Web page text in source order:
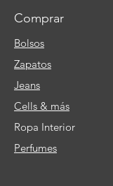
Comprar
Bolsos
Zapatos
Jeans
Cells & más
Ropa Interior
Perfumes